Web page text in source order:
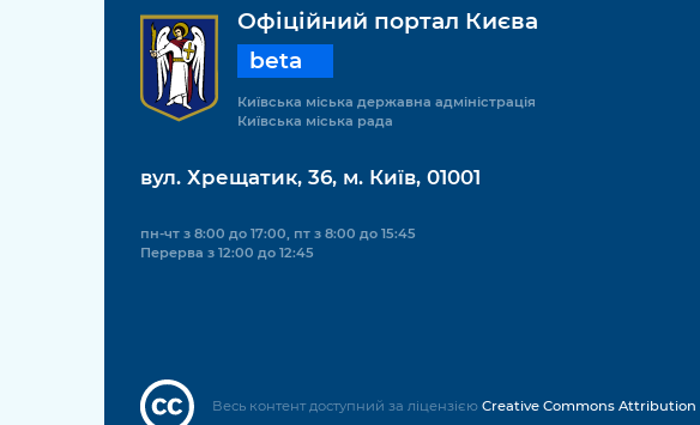
Офіційний портал Києва
beta
Київська міська державна адміністрація
Київська міська рада
вул. Хрещатик, 36, м. Київ, 01001
пн-чт з 8:00 до 17:00, пт з 8:00 до 15:45
Перерва з 12:00 до 12:45
Весь контент доступний за ліцензією Creative Commons